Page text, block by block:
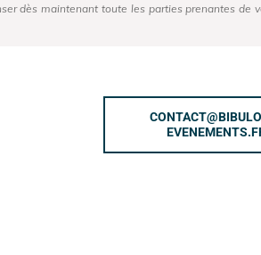
dès maintenant toute les parties prenantes de